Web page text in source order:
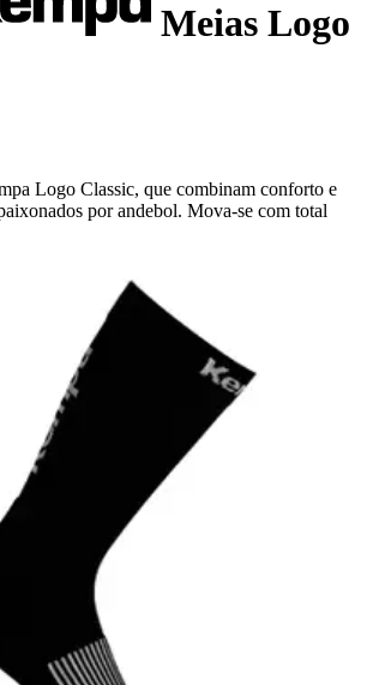
Meias Logo
Logo Classic, que combinam conforto e
por andebol. Mova-se com total